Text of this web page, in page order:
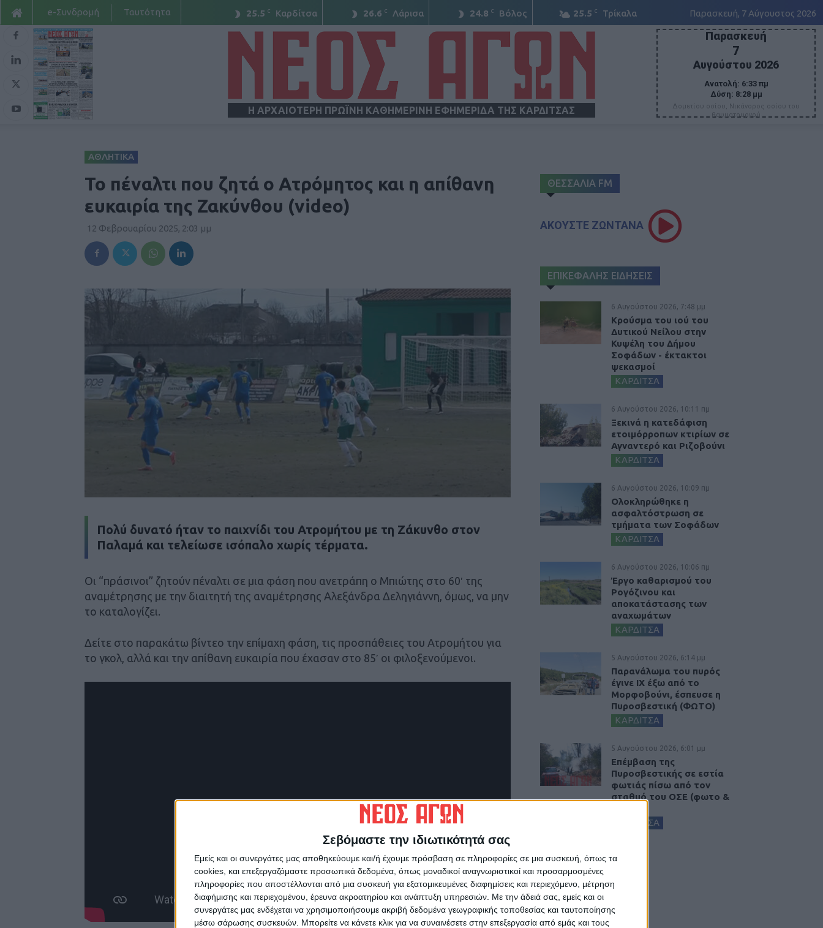
Σεβόμαστε την ιδιωτικότητά σας
Εμείς και οι συνεργάτες μας αποθηκεύουμε και/ή έχουμε πρόσβαση σε πληροφορίες σε μια συσκευή, όπως τα
cookies, και επεξεργαζόμαστε προσωπικά δεδομένα, όπως μοναδικοί αναγνωριστικοί και προσαρμοσμένες
πληροφορίες που αποστέλλονται από μια συσκευή για εξατομικευμένες διαφημίσεις και περιεχόμενο, μέτρηση
διαφήμισης και περιεχομένου, έρευνα ακροατηρίου και ανάπτυξη υπηρεσιών. Με την άδειά σας, εμείς και οι
συνεργάτες μας ενδέχεται να χρησιμοποιήσουμε ακριβή δεδομένα γεωγραφικής τοποθεσίας και ταυτοποίησης
μέσω σάρωσης συσκευών. Μπορείτε να κάνετε κλικ για να συναινέσετε στην επεξεργασία από εμάς και τους
25.5 C Καρδίτσα 26.6 C Λάρισα 24.8 C Βόλος 25.5 C Τρίκαλα Παρασκευή, 7 Αύγουστος 2026
e-Συνδρομή Ταυτότητα
Η ΑΡΧΑΙΟΤΕΡΗ ΠΡΩΪΝΗ ΚΑΘΗΜΕΡΙΝΗ ΕΦΗΜΕΡΙΔΑ ΤΗΣ ΚΑΡΔΙΤΣΑΣ
Παρασκευή
7
Αυγούστου 2026
Ανατολή: 6:33 πμ
Δύση: 8:28 μμ
Δομετίου οσίου, Νικάνορος οσίου του
θαυματουργού
ΑΘΛΗΤΙΚΑ
Το πέναλτι που ζητά ο Ατρόμητος και η απίθανη
ευκαιρία της Ζακύνθου (video)
12 Φεβρουαρίου 2025, 2:03 μμ
Πολύ δυνατό ήταν το παιχνίδι του Ατρομήτου με τη Ζάκυνθο στον
Παλαμά και τελείωσε ισόπαλο χωρίς τέρματα.
Οι “πράσινοι” ζητούν πέναλτι σε μια φάση που ανετράπη ο Μπιώτης στο 60′ της
αναμέτρησης με την διαιτητή της αναμέτρησης Αλεξάνδρα Δεληγιάννη, όμως, να μην
το καταλογίζει.
Δείτε στο παρακάτω βίντεο την επίμαχη φάση, τις προσπάθειες του Ατρομήτου για
το γκολ, αλλά και την απίθανη ευκαιρία που έχασαν στο 85′ οι φιλοξενούμενοι.
ΘΕΣΣΑΛΙΑ FM
ΑΚΟΥΣΤΕ ΖΩΝΤΑΝΑ
ΕΠΙΚΕΦΑΛΗΣ ΕΙΔΗΣΕΙΣ
6 Αυγούστου 2026, 7:48 μμ
Κρούσμα του ιού του
Δυτικού Νείλου στην
Κυψέλη του Δήμου
Σοφάδων - έκτακτοι
ψεκασμοί
ΚΑΡΔΙΤΣΑ
6 Αυγούστου 2026, 10:11 πμ
Ξεκινά η κατεδάφιση
ετοιμόρροπων κτιρίων σε
Αγναντερό και Ριζοβούνι
ΚΑΡΔΙΤΣΑ
6 Αυγούστου 2026, 10:09 πμ
Ολοκληρώθηκε η
ασφαλτόστρωση σε
τμήματα των Σοφάδων
ΚΑΡΔΙΤΣΑ
6 Αυγούστου 2026, 10:06 πμ
Έργο καθαρισμού του
Ρογόζινου και
αποκατάστασης των
αναχωμάτων
ΚΑΡΔΙΤΣΑ
5 Αυγούστου 2026, 6:14 μμ
Παρανάλωμα του πυρός
έγινε ΙΧ έξω από το
Μορφοβούνι, έσπευσε η
Πυροσβεστική (ΦΩΤΟ)
ΚΑΡΔΙΤΣΑ
5 Αυγούστου 2026, 6:01 μμ
Επέμβαση της
Πυροσβεστικής σε εστία
φωτιάς πίσω από τον
σταθμό του ΟΣΕ (φωτο &
ΚΑΡΔΙΤΣΑ